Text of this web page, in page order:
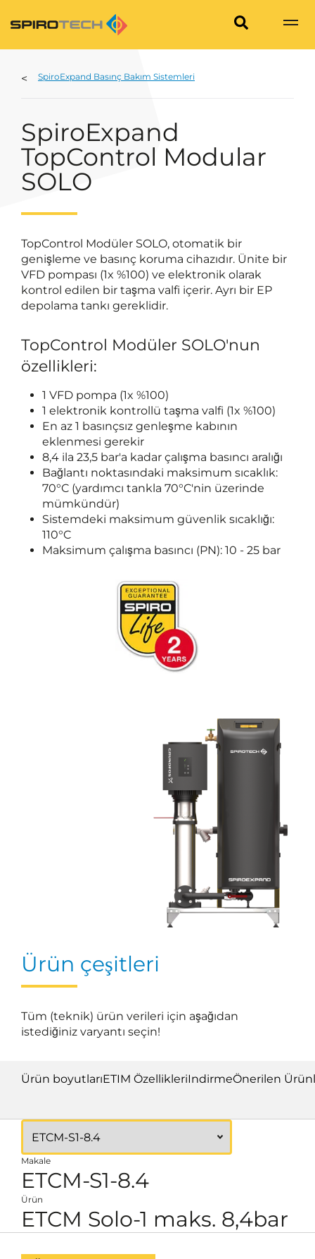
SpiroExpand Basınç Bakım Sistemleri
SpiroExpand
TopControl Modular
SOLO
TopControl Modüler SOLO, otomatik bir
genişleme ve basınç koruma cihazıdır. Ünite bir
VFD pompası (1x %100) ve elektronik olarak
kontrol edilen bir taşma valfi içerir. Ayrı bir EP
depolama tankı gereklidir.
TopControl Modüler SOLO'nun
özellikleri:
1 VFD pompa (1x %100)
1 elektronik kontrollü taşma valfi (1x %100)
En az 1 basınçsız genleşme kabının
eklenmesi gerekir
8,4 ila 23,5 bar'a kadar çalışma basıncı aralığı
Bağlantı noktasındaki maksimum sıcaklık:
70°C (yardımcı tankla 70°C'nin üzerinde
mümkündür)
Sistemdeki maksimum güvenlik sıcaklığı:
110°C
Maksimum çalışma basıncı (PN): 10 - 25 bar
Ürün çeşitleri
Tüm (teknik) ürün verileri için aşağıdan
istediğiniz varyantı seçin!
Ürün boyutlarıETIM ÖzellikleriIndirmeÖnerilen
Makale
ETCM-S1-8.4
Ürün
ETCM Solo-1 maks. 8,4bar